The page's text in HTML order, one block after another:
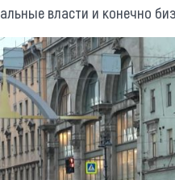
власти и конечно